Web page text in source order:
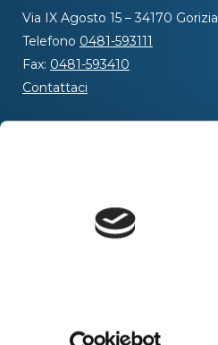
Via IX Agosto 15 – 34170 Gorizia
Telefono 0481-593111
Fax: 0481-593410
Contattaci